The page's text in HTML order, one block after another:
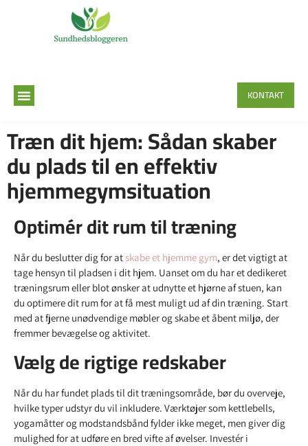
KONTAKT
Træn dit hjem: Sådan skaber
du plads til en effektiv
hjemmegymsituation
Optimér dit rum til træning
Når du beslutter dig for at skabe et hjemme gym, er det vigtigt at
tage hensyn til pladsen i dit hjem. Uanset om du har et dedikeret
træningsrum eller blot ønsker at udnytte et hjørne af stuen, kan
du optimere dit rum for at få mest muligt ud af din træning. Start
med at fjerne unødvendige møbler og skabe et åbent miljø, der
fremmer bevægelse og aktivitet.
Vælg de rigtige redskaber
Når du har fundet plads til dit træningsområde, bør du overveje,
hvilke typer udstyr du vil inkludere. Værktøjer som kettlebells,
yogamåtter og modstandsbånd fylder ikke meget, men giver dig
mulighed for at udføre en bred vifte af øvelser. Investér i